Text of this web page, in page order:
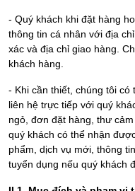
- Quý khách khi đặt hàng
thông tin cá nhân với địa
xác và địa chỉ giao hàng.
khách hàng.
- Khi cần thiết, chúng tôi
liên hệ trực tiếp với quý
ngỏ, đơn đặt hàng, thư
quý khách có thể nhận
phẩm, dịch vụ mới, thông
tuyển dụng nếu quý khách